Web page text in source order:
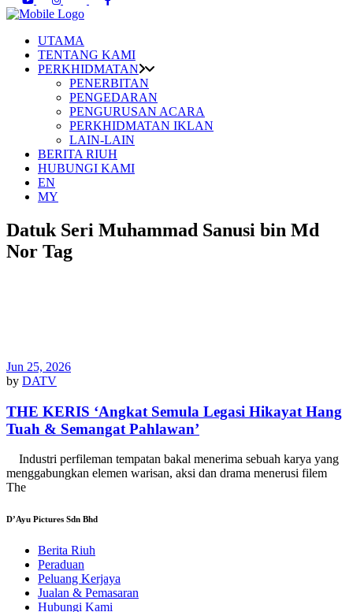
UTAMA
TENTANG KAMI
PERKHIDMATAN
PENERBITAN
PENGEDARAN
PENGURUSAN ACARA
PERKHIDMATAN IKLAN
LAIN-LAIN
BERITA RIUH
HUBUNGI KAMI
EN
MY
Datuk Seri Muhammad Sanusi bin Md
Nor Tag
Jun 25, 2026
by DATV
THE KERIS ‘Angkat Semula Legasi Hikayat Hang
Tuah & Semangat Pahlawan’
Industri perfileman tempatan bakal menerima sebuah karya yang
menggabungkan elemen warisan, aksi dan drama menerusi filem
The
D’Ayu Pictures Sdn Bhd
Berita Riuh
Peraduan
Peluang Kerjaya
Jualan & Pemasaran
Hubungi Kami